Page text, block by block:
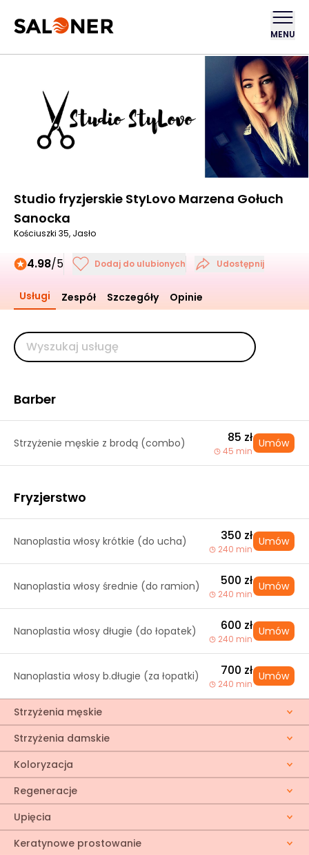
MENU
Studio fryzjerskie StyLovo Marzena Gołuch
Sanocka
Kościuszki 35, Jasło
4.98/5 Dodaj do ulubionych Udostępnij
Usługi Zespół Szczegóły Opinie
Barber
Strzyżenie męskie z brodą (combo) 85 zł
45 min
Umów
Fryzjerstwo
Nanoplastia włosy krótkie (do ucha) 350 zł
240 min
Umów
Nanoplastia włosy średnie (do ramion) 500 zł
240 min
Umów
Nanoplastia włosy długie (do łopatek) 600 zł
240 min
Umów
Nanoplastia włosy b.długie (za łopatki) 700 zł
240 min
Umów
Strzyżenia męskie
Strzyżenia damskie
Koloryzacja
Regeneracje
Upięcia
Keratynowe prostowanie